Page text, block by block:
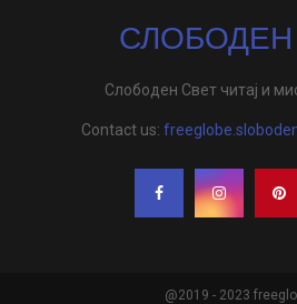
СЛОБОДЕН
Слободен Свет читај и
Contact us:
@2019 - 2023